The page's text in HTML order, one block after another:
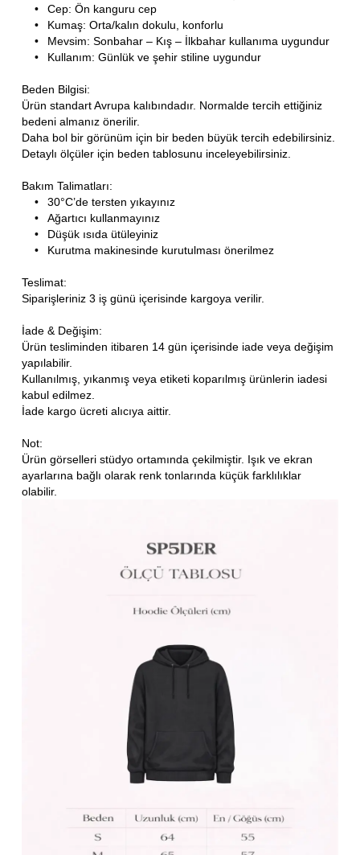
•
Cep: Ön kanguru cep
•
Kumaş: Orta/kalın dokulu, konforlu
•
Mevsim: Sonbahar – Kış – İlkbahar kullanıma uygundur
•
Kullanım: Günlük ve şehir stiline uygundur
Beden Bilgisi:
Ürün standart Avrupa kalıbındadır. Normalde tercih ettiğiniz
bedeni almanız önerilir.
Daha bol bir görünüm için bir beden büyük tercih edebilirsiniz.
Detaylı ölçüler için beden tablosunu inceleyebilirsiniz.
Bakım Talimatları:
•
30°C’de tersten yıkayınız
•
Ağartıcı kullanmayınız
•
Düşük ısıda ütüleyiniz
•
Kurutma makinesinde kurutulması önerilmez
Teslimat:
Siparişleriniz 3 iş günü içerisinde kargoya verilir.
İade & Değişim:
Ürün tesliminden itibaren 14 gün içerisinde iade veya değişim
yapılabilir.
Kullanılmış, yıkanmış veya etiketi koparılmış ürünlerin iadesi
kabul edilmez.
İade kargo ücreti alıcıya aittir.
Not:
Ürün görselleri stüdyo ortamında çekilmiştir. Işık ve ekran
ayarlarına bağlı olarak renk tonlarında küçük farklılıklar
olabilir.